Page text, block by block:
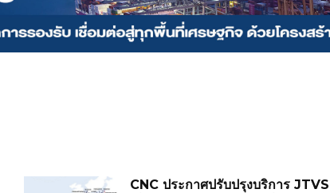
CNC ประกาศปรับปรุงบริการ JTVS